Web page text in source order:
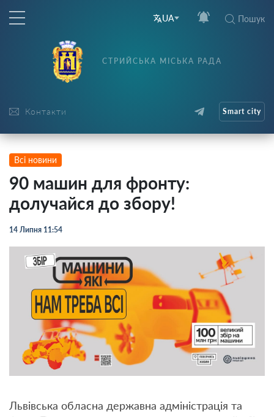
UA Пошук
Контакти
СТРИЙСЬКА МІСЬКА РАДА
Smart city
Всі новини
90 машин для фронту:
долучайся до збору!
14 Липня 11:54
Львівська обласна державна адміністрація та